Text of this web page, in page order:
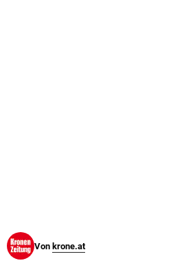
Von krone.at